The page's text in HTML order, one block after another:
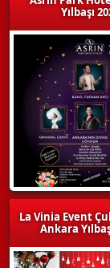
Yılbaşı
La Vinia Event
Ankara